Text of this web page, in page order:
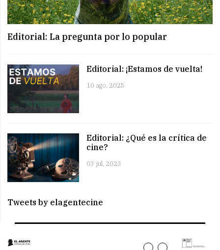
Editorial: La pregunta por lo popular
Editorial: ¡Estamos de vuelta!
10 ago, 2025
Editorial: ¿Qué es la crítica de
cine?
03 jul, 2023
Tweets by elagentecine